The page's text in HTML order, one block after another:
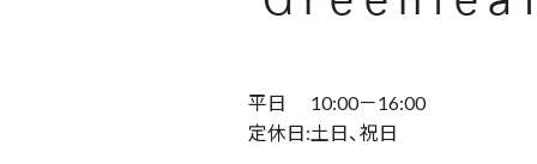
平日 10:00－16:00
定休日:土日、祝日